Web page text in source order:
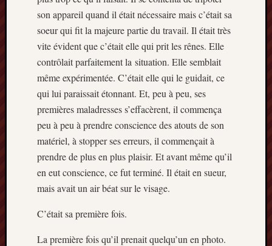
son appareil quand il était nécessaire mais c’était sa
soeur qui fit la majeure partie du travail. Il était très
vite évident que c’était elle qui prit les rênes. Elle
contrôlait parfaitement la situation. Elle semblait
même expérimentée. C’était elle qui le guidait, ce
qui lui paraissait étonnant. Et, peu à peu, ses
premières maladresses s’effacèrent, il commença
peu à peu à prendre conscience des atouts de son
matériel, à stopper ses erreurs, il commençait à
prendre de plus en plus plaisir. Et avant même qu’il
en eut conscience, ce fut terminé. Il était en sueur,
mais avait un air béat sur le visage.
C’était sa première fois.
La première fois qu’il prenait quelqu’un en photo.